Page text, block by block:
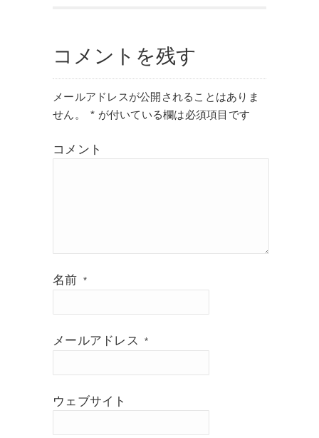
コメントを残す
メールアドレスが公開されることはありま
せん。
* が付いている欄は必須項目です
コメント
名前 *
メールアドレス *
ウェブサイト